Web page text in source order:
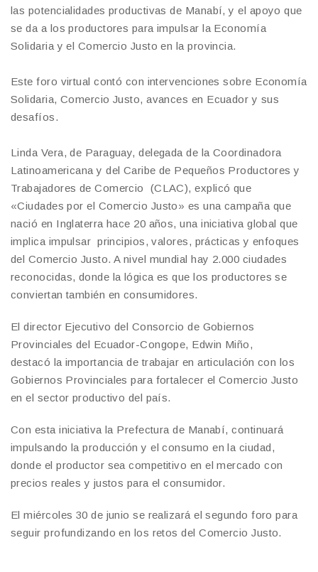
las potencialidades productivas de Manabí, y el apoyo que
se da a los productores para impulsar la Economía
Solidaria y el Comercio Justo en la provincia.
Este foro virtual contó con intervenciones sobre Economía
Solidaria, Comercio Justo, avances en Ecuador y sus
desafíos.
Linda Vera, de Paraguay, delegada de la Coordinadora
Latinoamericana y del Caribe de Pequeños Productores y
Trabajadores de Comercio (CLAC), explicó que
«Ciudades por el Comercio Justo» es una campaña que
nació en Inglaterra hace 20 años, una iniciativa global que
implica impulsar principios, valores, prácticas y enfoques
del Comercio Justo. A nivel mundial hay 2.000 ciudades
reconocidas, donde la lógica es que los productores se
conviertan también en consumidores.
El director Ejecutivo del Consorcio de Gobiernos
Provinciales del Ecuador-Congope, Edwin Miño,
destacó la importancia de trabajar en articulación con los
Gobiernos Provinciales para fortalecer el Comercio Justo
en el sector productivo del país.
Con esta iniciativa la Prefectura de Manabí, continuará
impulsando la producción y el consumo en la ciudad,
donde el productor sea competitivo en el mercado con
precios reales y justos para el consumidor.
El miércoles 30 de junio se realizará el segundo foro para
seguir profundizando en los retos del Comercio Justo.